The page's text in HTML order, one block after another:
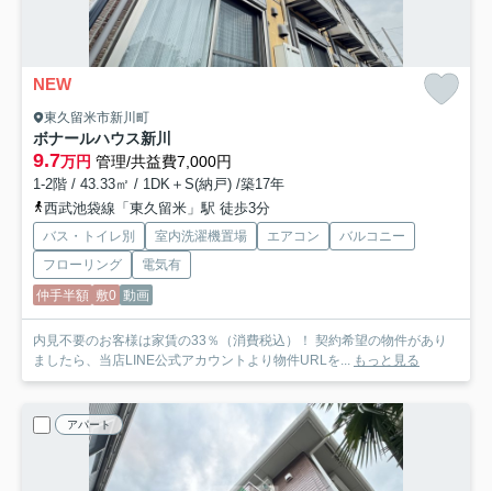
NEW
東久留米市新川町
ボナールハウス新川
9.7万円 管理/共益費7,000円
1-2階 / 43.33㎡ / 1DK＋S(納戸) /築17年
西武池袋線「東久留米」駅 徒歩3分
バス・トイレ別 室内洗濯機置場 エアコン
バルコニー
フローリング
電気有
仲手半額 敷0 動画
内見不要のお客様は家賃の33％（消費税込）！ 契約希望の物件があり
ましたら、当店LINE公式アカウントより物件URLを... もっと見る
アパート